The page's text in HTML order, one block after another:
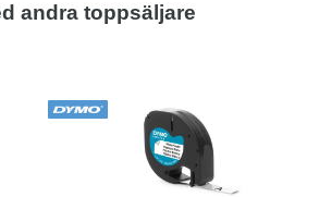
andra toppsäljare